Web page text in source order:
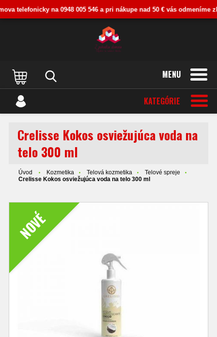
MENU
KATEGÓRIE
Crelisse Kokos osviežujúca voda na
telo 300 ml
Úvod Kozmetika Telová kozmetika
Telové spreje
Crelisse Kokos osviežujúca voda na telo 300 ml
NOVÉ
telefonicky na 0948 005 546 a pri nákupe nad 50 € vás odmeníme